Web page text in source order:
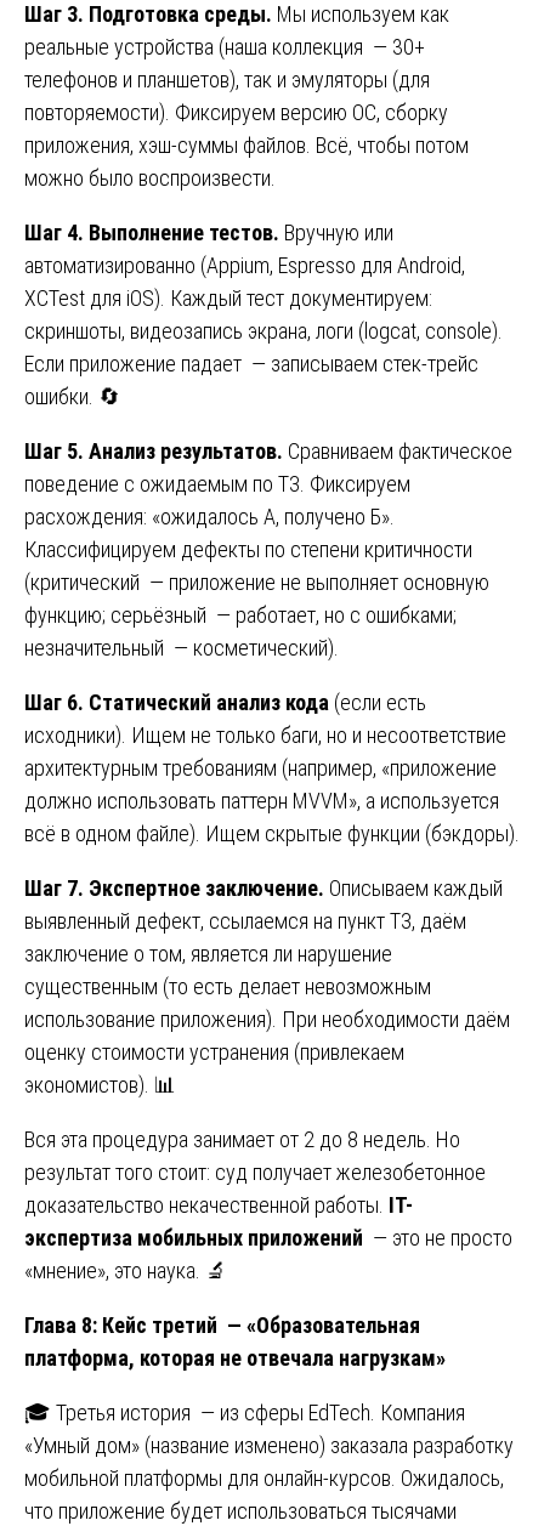
Шаг 3. Подготовка среды. Мы используем как
реальные устройства (наша коллекция — 30+
телефонов и планшетов), так и эмуляторы (для
повторяемости). Фиксируем версию ОС, сборку
приложения, хэш-суммы файлов. Всё, чтобы потом
можно было воспроизвести.
Шаг 4. Выполнение тестов. Вручную или
автоматизированно (Appium, Espresso для Android,
XCTest для iOS). Каждый тест документируем:
скриншоты, видеозапись экрана, логи (logcat, console).
Если приложение падает — записываем стек-трейс
ошибки. 🔄
Шаг 5. Анализ результатов. Сравниваем фактическое
поведение с ожидаемым по ТЗ. Фиксируем
расхождения: «ожидалось А, получено Б».
Классифицируем дефекты по степени критичности
(критический — приложение не выполняет основную
функцию; серьёзный — работает, но с ошибками;
незначительный — косметический).
Шаг 6. Статический анализ кода (если есть
исходники). Ищем не только баги, но и несоответствие
архитектурным требованиям (например, «приложение
должно использовать паттерн MVVM», а используется
всё в одном файле). Ищем скрытые функции (бэкдоры).
Шаг 7. Экспертное заключение. Описываем каждый
выявленный дефект, ссылаемся на пункт ТЗ, даём
заключение о том, является ли нарушение
существенным (то есть делает невозможным
использование приложения). При необходимости даём
оценку стоимости устранения (привлекаем
экономистов). 📊
Вся эта процедура занимает от 2 до 8 недель. Но
результат того стоит: суд получает железобетонное
доказательство некачественной работы. IT-
экспертиза мобильных приложений — это не просто
«мнение», это наука. 🔬
Глава 8: Кейс третий — «Образовательная
платформа, которая не отвечала нагрузкам»
🎓 Третья история — из сферы EdTech. Компания
«Умный дом» (название изменено) заказала разработку
мобильной платформы для онлайн-курсов. Ожидалось,
что приложение будет использоваться тысячами